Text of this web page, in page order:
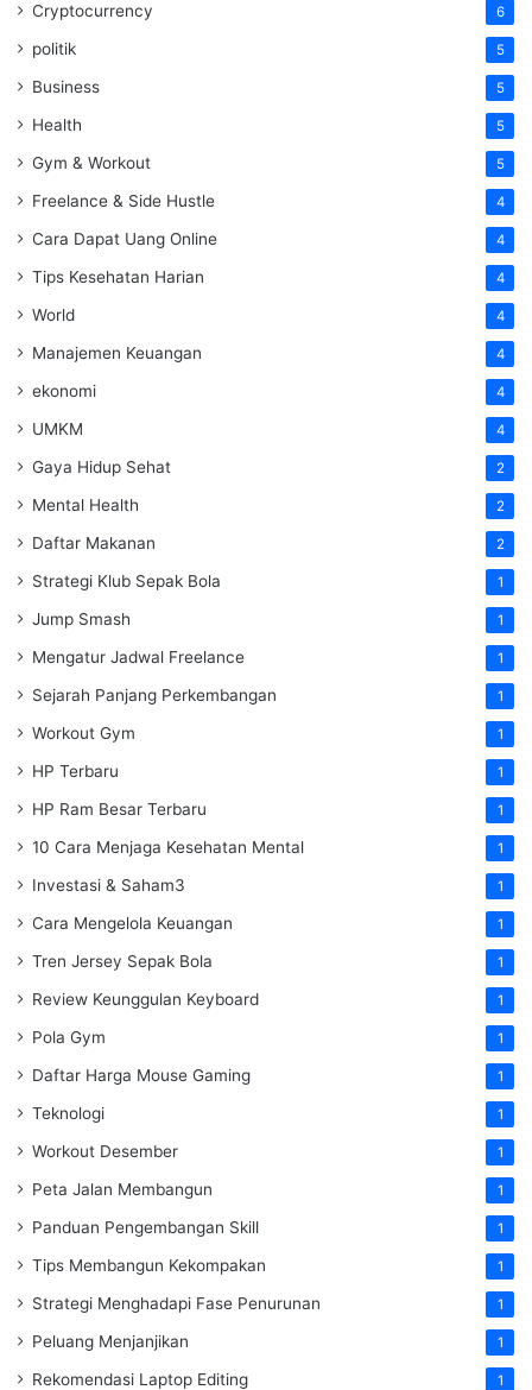
Cryptocurrency 6
politik 5
Business 5
Health 5
Gym & Workout 5
Freelance & Side Hustle 4
Cara Dapat Uang Online 4
Tips Kesehatan Harian 4
World 4
Manajemen Keuangan 4
ekonomi 4
UMKM 4
Gaya Hidup Sehat 2
Mental Health 2
Daftar Makanan 2
Strategi Klub Sepak Bola 1
Jump Smash 1
Mengatur Jadwal Freelance 1
Sejarah Panjang Perkembangan 1
Workout Gym 1
HP Terbaru 1
HP Ram Besar Terbaru 1
10 Cara Menjaga Kesehatan Mental 1
Investasi & Saham3 1
Cara Mengelola Keuangan 1
Tren Jersey Sepak Bola 1
Review Keunggulan Keyboard 1
Pola Gym 1
Daftar Harga Mouse Gaming 1
Teknologi 1
Workout Desember 1
Peta Jalan Membangun 1
Panduan Pengembangan Skill 1
Tips Membangun Kekompakan 1
Strategi Menghadapi Fase Penurunan 1
Peluang Menjanjikan 1
Rekomendasi Laptop Editing 1